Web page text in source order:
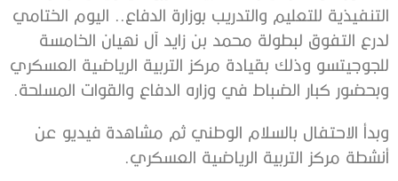
التنفيذية للتعليم والتدريب بوزارة الدفاع.. اليوم الختامي
لدرع التفوق لبطولة محمد بن زايد آل نهيان الخامسة
للجوجيتسو وذلك بقيادة مركز التربية الرياضية العسكري
وبحضور كبار الضباط في وزاره الدفاع والقوات المسلحة.
وبدأ الاحتفال بالسلام الوطني ثم مشاهدة فيديو عن
أنشطة مركز التربية الرياضية العسكري.